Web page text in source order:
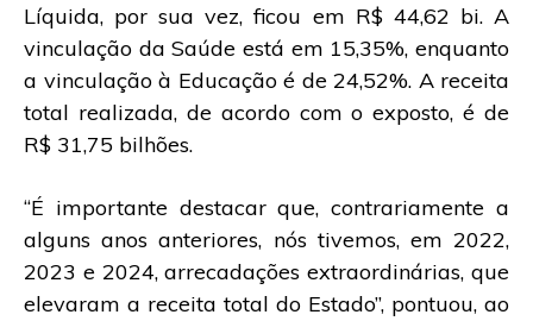
Líquida, por sua vez, ficou em R$ 44,62 bi. A
vinculação da Saúde está em 15,35%, enquanto
a vinculação à Educação é de 24,52%. A receita
total realizada, de acordo com o exposto, é de
R$ 31,75 bilhões.
“É importante destacar que, contrariamente a
alguns anos anteriores, nós tivemos, em 2022,
2023 e 2024, arrecadações extraordinárias, que
elevaram a receita total do Estado”, pontuou, ao